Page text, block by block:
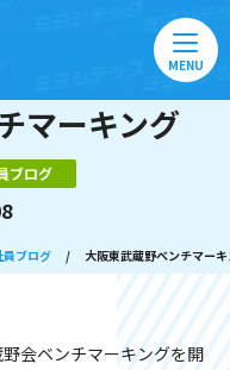
MENU
マーキング
ブログ
員ブログ / 大阪東武蔵野ベンチマー
会ベンチマーキングを開